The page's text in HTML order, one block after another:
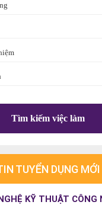
TUYỂN DỤNG MỚI
KỸ THUẬT CÔNG